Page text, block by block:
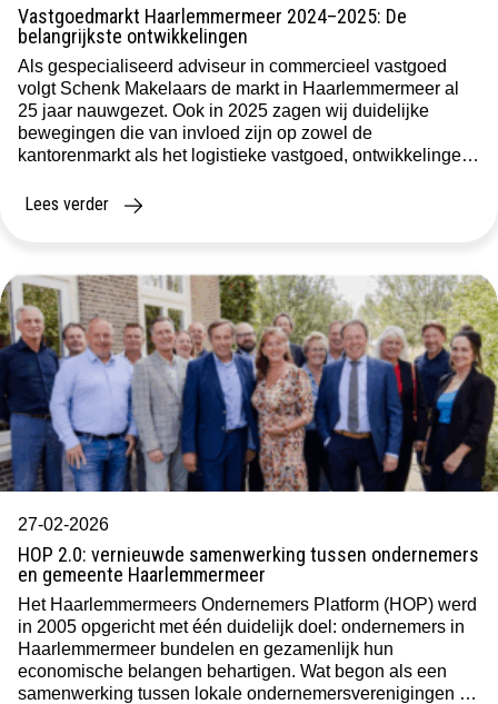
Vastgoedmarkt Haarlemmermeer 2024–2025: De
belangrijkste ontwikkelingen
Als gespecialiseerd adviseur in commercieel vastgoed
volgt Schenk Makelaars de markt in Haarlemmermeer al
25 jaar nauwgezet. Ook in 2025 zagen wij duidelijke
bewegingen die van invloed zijn op zowel de
kantorenmarkt als het logistieke vastgoed, ontwikkelingen
Stabiliteit ondanks terugval in grote transacties De
Lees verder
27-02-2026
HOP 2.0: vernieuwde samenwerking tussen ondernemers
en gemeente Haarlemmermeer
Het Haarlemmermeers Ondernemers Platform (HOP) werd
in 2005 opgericht met één duidelijk doel: ondernemers in
Haarlemmermeer bundelen en gezamenlijk hun
economische belangen behartigen. Wat begon als een
samenwerking tussen lokale ondernemersverenigingen en